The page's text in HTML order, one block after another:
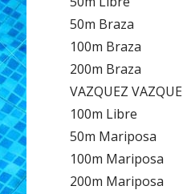
50m Braza
100m Braza
200m Braza
VAZQUEZ
100m Libre
50m Mariposa
100m Mariposa
200m Mariposa